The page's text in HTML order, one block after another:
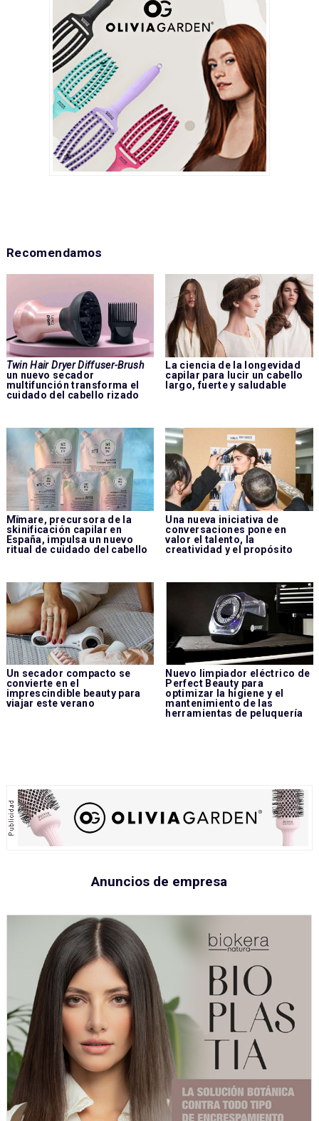
Recomendamos
Twin Hair Dryer Diffuser-Brush
un nuevo secador
multifunción transforma el
cuidado del cabello rizado
La ciencia de la longevidad
capilar para lucir un cabello
largo, fuerte y saludable
Mïmare, precursora de la
skinificación capilar en
España, impulsa un nuevo
ritual de cuidado del cabello
Una nueva iniciativa de
conversaciones pone en
valor el talento, la
creatividad y el propósito
Un secador compacto se
convierte en el
imprescindible beauty para
viajar este verano
Nuevo limpiador eléctrico de
Perfect Beauty para
optimizar la higiene y el
mantenimiento de las
herramientas de peluquería
Anuncios de empresa